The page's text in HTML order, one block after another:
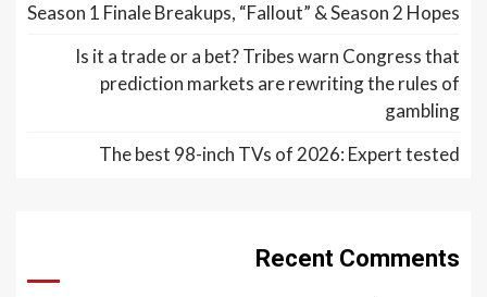
Season 1 Finale Breakups, “Fallout” & Season 2 Hopes
Is it a trade or a bet? Tribes warn Congress that
prediction markets are rewriting the rules of
gambling
The best 98-inch TVs of 2026: Expert tested
Recent Comments